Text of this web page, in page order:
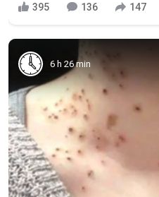
395 136 147
6 h 26 min